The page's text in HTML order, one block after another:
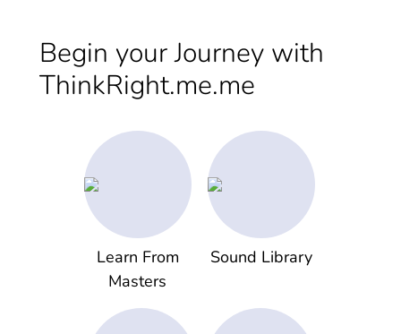
Begin your Journey with
ThinkRight.me.me
Learn From
Masters
Sound Library